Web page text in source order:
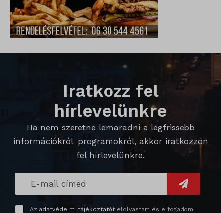
Iratkozz fel
hírlevelünkre
Ha nem szeretne lemaradni a legfrissebb
információkról, programokról, akkor iratkozzon
fel hírlevelünkre.
Az adatvédelmi tájékoztatótelolvastam és elfogadom.
SL_wptGlobTipTmp
SLO_G_WPT_TO
SLO_GWPT_Show_Hide_tmp